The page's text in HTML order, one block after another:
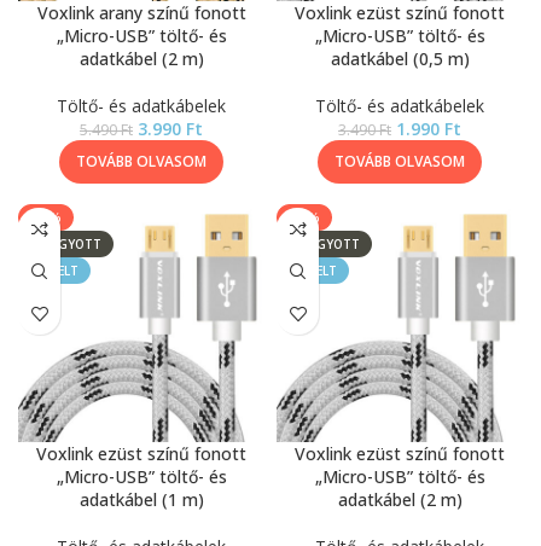
Voxlink arany színű fonott
„Micro-USB” töltő- és
adatkábel (2 m)
Töltő- és adatkábelek
5.490Ft 3.990 Ft
TOVÁBB OLVASOM
Voxlink ezüst színű fonott
„Micro-USB” töltő- és
adatkábel (0,5 m)
Töltő- és adatkábelek
3.490Ft 1.990 Ft
TOVÁBB OLVASOM
-33%
ELFOGYOTT
KIEMELT
Voxlink ezüst színű fonott
„Micro-USB” töltő- és
adatkábel (1 m)
-27%
ELFOGYOTT
KIEMELT
Voxlink ezüst színű fonott
„Micro-USB” töltő- és
adatkábel (2 m)